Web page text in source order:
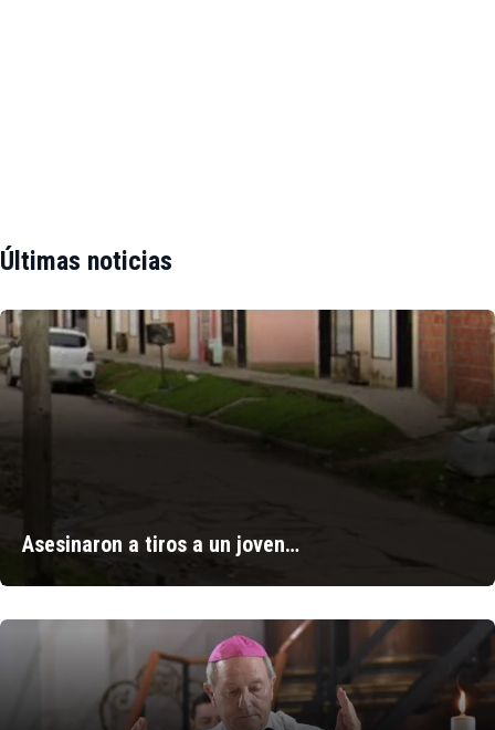
Últimas noticias
Asesinaron a tiros a un joven…